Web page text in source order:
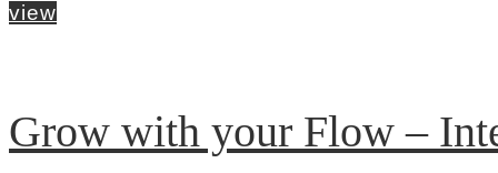
view
Grow with your Flow –